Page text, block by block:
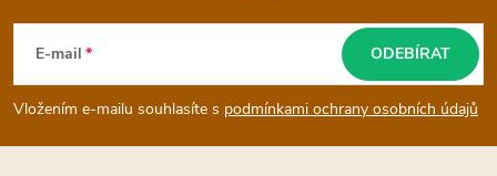
p
E-mail
Vložením e-mailu souhlasíte s podmínkami ochrany osobních údajů
ODEBÍRAT